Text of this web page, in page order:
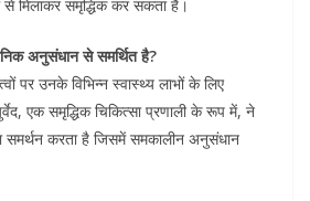
से मिलाकर समृद्धिक कर सकता है।
अनुसंधान से समर्थित है?
पर उनके विभिन्न स्वास्थ्य लाभों के लिए
एक समृद्धिक चिकित्सा प्रणाली के रूप में, ने
समर्थन करता है जिसमें समकालीन अनुसंधान